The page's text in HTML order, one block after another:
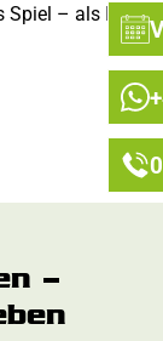
Spiel – als Ihr
–